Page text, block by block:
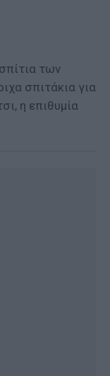
των
σπιτάκια για
η επιθυμία